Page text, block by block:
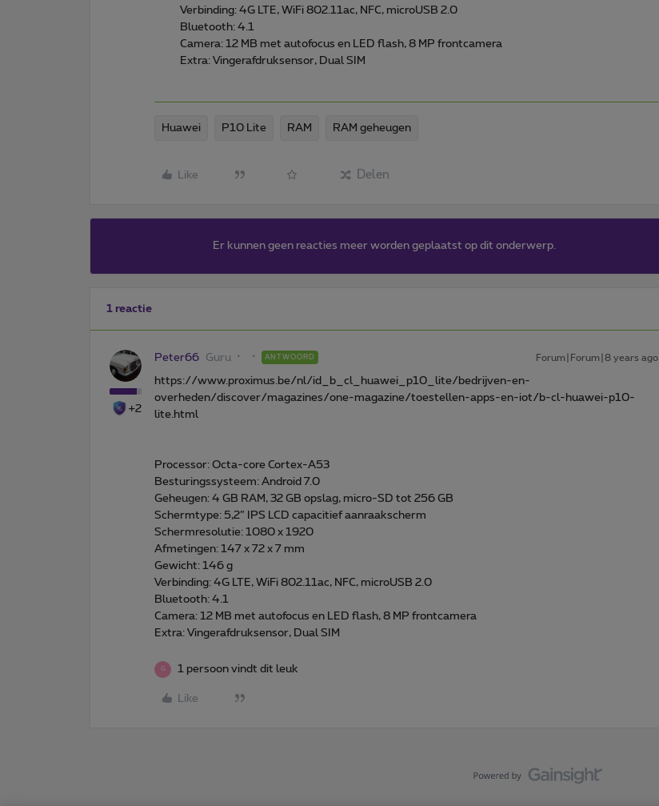
Verbinding: 4G LTE, WiFi 802.11ac, NFC, microUSB 2.0
Bluetooth: 4.1
Camera: 12 MB met autofocus en LED flash, 8 MP frontcamera
Extra: Vingerafdruksensor, Dual SIM
Huawei P10 Lite RAM RAM geheugen
Like Delen
Er kunnen geen reacties meer worden geplaatst op dit onderwerp.
1 reactie
+2
Peter66 Guru ANTWOORD Forum|Forum|8 years ago
https://www.proximus.be/nl/id_b_cl_huawei_p10_lite/bedrijven-en-
overheden/discover/magazines/one-magazine/toestellen-apps-en-iot/b-cl-huawei-p10-
lite.html
Processor: Octa-core Cortex-A53
Besturingssysteem: Android 7.0
Geheugen: 4 GB RAM, 32 GB opslag, micro-SD tot 256 GB
Schermtype: 5,2” IPS LCD capacitief aanraakscherm
Schermresolutie: 1080 x 1920
Afmetingen: 147 x 72 x 7 mm
Gewicht: 146 g
Verbinding: 4G LTE, WiFi 802.11ac, NFC, microUSB 2.0
Bluetooth: 4.1
Camera: 12 MB met autofocus en LED flash, 8 MP frontcamera
Extra: Vingerafdruksensor, Dual SIM
G 1 persoon vindt dit leuk
Like